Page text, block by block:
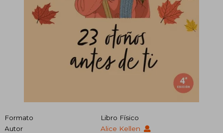
Formato
Libro Físico
Autor
Alice Kellen